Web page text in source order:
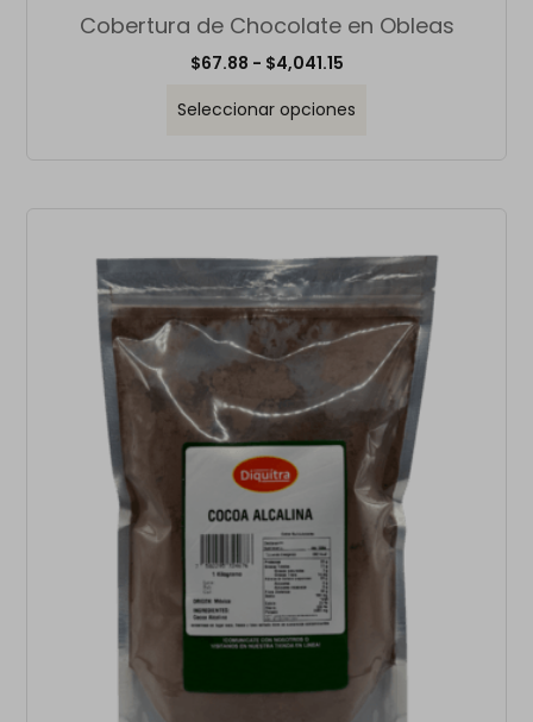
Cobertura de Chocolate en Obleas
$67.88 - $4,041.15
Seleccionar opciones